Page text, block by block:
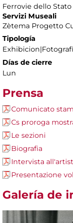
Ferrovie dello
Servizi Museali
Zètema Progetto
Tipología
Días de cierre
Lun
Prensa
Comunicato
Cs proroga
Le sezioni
Biografia
Intervista
Presentazione
Galería de